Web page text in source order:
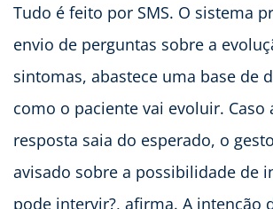
Tudo é feito por SMS. O sistema
envio de perguntas sobre a
sintomas, abastece uma base de
como o paciente vai evoluir. Caso
resposta saia do esperado, o
avisado sobre a possibilidade de
pode intervir?, afirma. A intenção